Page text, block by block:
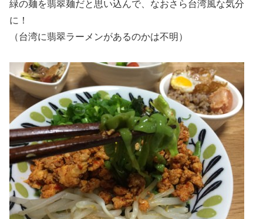
緑の麺を翡翠麺だと思い込んで、なおさら台湾風な気分
に！
（台湾に翡翠ラーメンがあるのかは不明）